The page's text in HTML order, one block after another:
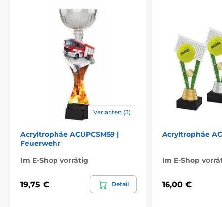
Varianten (3)
Acryltrophäe ACUPCSM59 |
Feuerwehr
Im E-Shop vorrätig
19,75 € Detail
Acryltrophäe
Im E-Shop
16,00 €